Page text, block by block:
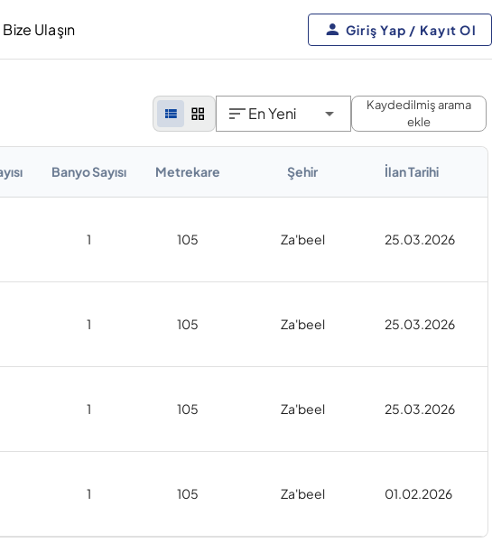
Bize Ulaşın Giriş Yap / Kayıt Ol
En Yeni
Kaydedilmiş arama
ekle
Banyo Sayısı Metrekare Şehir İlan Tarihi
1 105 Za'beel 25.03.2026
1 105 Za'beel 25.03.2026
1 105 Za'beel 25.03.2026
1 105 Za'beel 01.02.2026